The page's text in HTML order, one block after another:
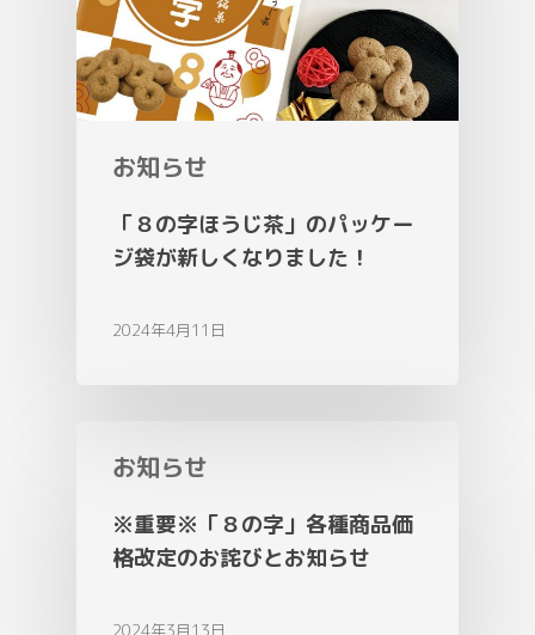
お知らせ
「８の字ほうじ茶」のパッケー
ジ袋が新しくなりました！
2024年4月11日
お知らせ
※重要※「８の字」各種商品価
格改定のお詫びとお知らせ
2024年3月13日